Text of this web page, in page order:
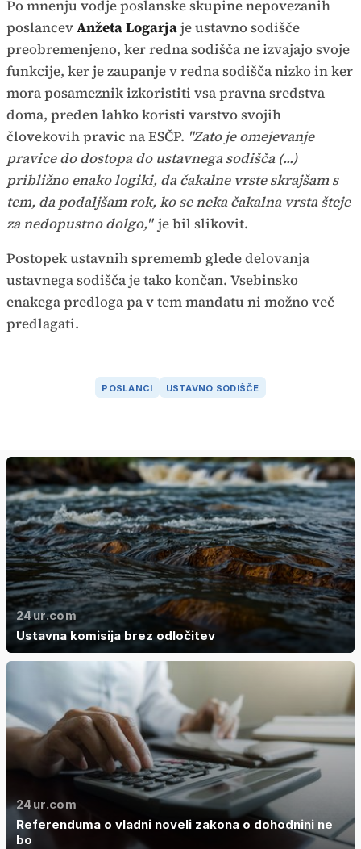
Po mnenju vodje poslanske skupine nepovezanih
poslancevAnžeta Logarjaje ustavno sodišče
preobremenjeno, ker redna sodišča ne izvajajo svoje
funkcije, ker je zaupanje v redna sodišča nizko in ker
mora posameznik izkoristiti vsa pravna sredstva
doma, preden lahko koristi varstvo svojih
človekovih pravic na ESČP. "Zato je omejevanje
pravice do dostopa do ustavnega sodišča (...)
približno enako logiki, da čakalne vrste skrajšam s
tem, da podaljšam rok, ko se neka čakalna vrsta šteje
za nedopustno dolgo," je bil slikovit.
Postopek ustavnih sprememb glede delovanja
ustavnega sodišča je tako končan. Vsebinsko
enakega predloga pa v tem mandatu ni možno več
predlagati.
POSLANCI USTAVNO SODIŠČE
24ur.com
Ustavna komisija brez odločitev
24ur.com
Referenduma o vladni noveli zakona o dohodnini ne
bo